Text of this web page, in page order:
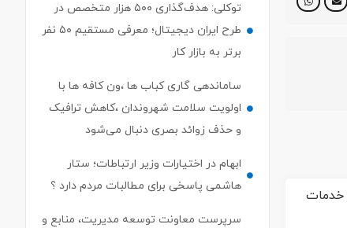
توکلی: هدف‌گذاری ۵۰۰ هزار متخصص در
طرح ایران دیجیتال؛ معرفی مستقیم ۵۰ نفر
برتر به بازار کار
ساماندهی گاری کباب ها ،ون کافه ها با
اولویت سلامت شهروندان ،کاهش ترافیک
و حذف زوائد بصری دنبال می‌شود
ابهام در اختیارات وزیر ارتباطات؛ ستار
هاشمی پاسخی برای مطالبات مردم دارد ؟
سرپرست معاونت توسعه مدیریت، منابع و